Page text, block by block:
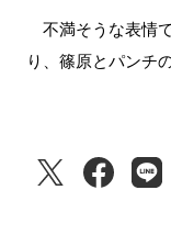
不満そうな表情
り、篠原とパンチ